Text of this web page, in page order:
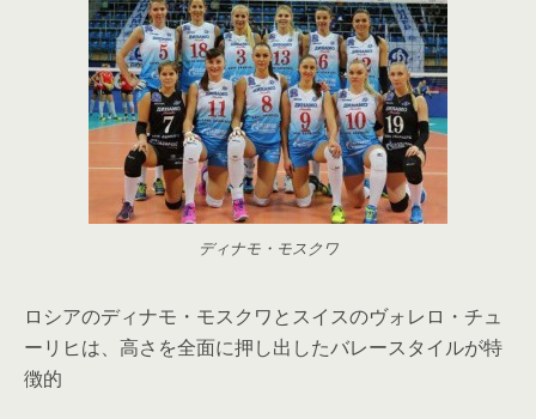
ディナモ・モスクワ
ロシアのディナモ・モスクワとスイスのヴォレロ・チュ
ーリヒは、高さを全面に押し出したバレースタイルが特
徴的